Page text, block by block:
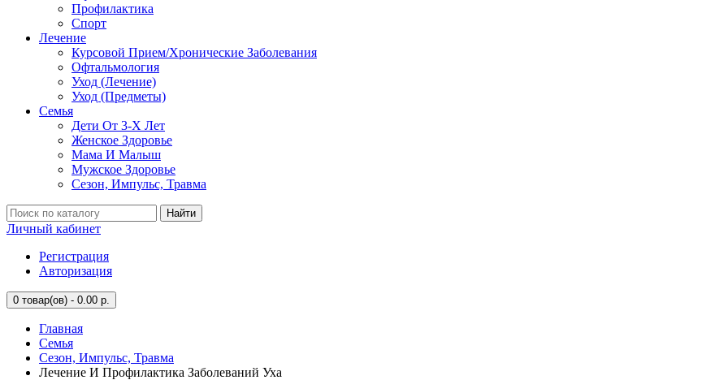
Профилактика
Спорт
Лечение
Курсовой Прием/Хронические Заболевания
Офтальмология
Уход (Лечение)
Уход (Предметы)
Семья
Дети От 3-Х Лет
Женское Здоровье
Мама И Малыш
Мужское Здоровье
Сезон, Импульс, Травма
Найти
Личный кабинет
Регистрация
Авторизация
0 товар(ов) - 0.00 р.
Главная
Семья
Сезон, Импульс, Травма
Лечение И Профилактика Заболеваний Уха